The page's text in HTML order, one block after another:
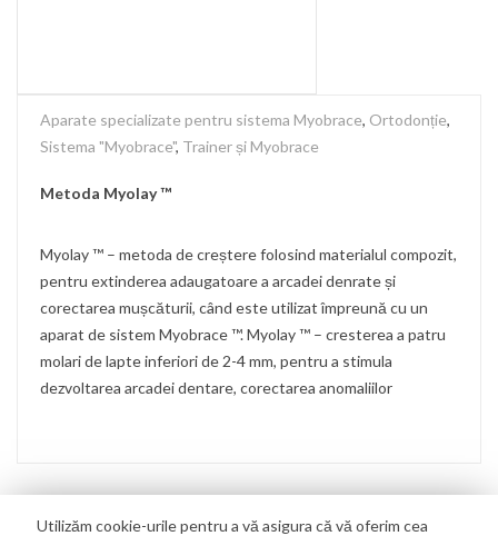
Aparate specializate pentru sistema Myobrace, Ortodonție,
Sistema "Myobrace", Trainer și Myobrace
Metoda Myolay ™
Myolay ™ – metoda de creștere folosind materialul compozit,
pentru extinderea adaugatoare a arcadei denrate și
corectarea mușcăturii, când este utilizat împreună cu un
aparat de sistem Myobrace ™. Myolay ™ – cresterea a patru
molari de lapte inferiori de 2-4 mm, pentru a stimula
dezvoltarea arcadei dentare, corectarea anomaliilor
Utilizăm cookie-urile pentru a vă asigura că vă oferim cea